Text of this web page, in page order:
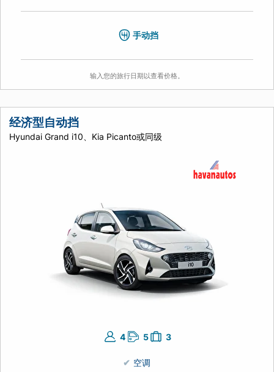
手动挡
输入您的旅行日期以查看价格。
经济型自动挡
Hyundai Grand i10、Kia Picanto或同级
4 5 3
空调